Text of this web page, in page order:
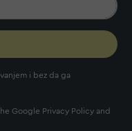
i bez da ga
Google Privacy Policy and